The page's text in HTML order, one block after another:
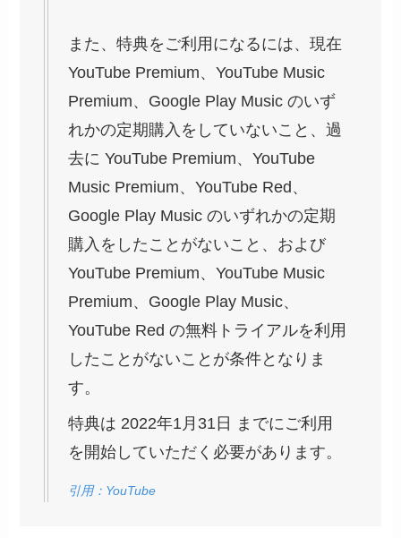
また、特典をご利用になるには、現在
YouTube Premium、YouTube Music
Premium、Google Play Music のいず
れかの定期購入をしていないこと、過
去に YouTube Premium、YouTube
Music Premium、YouTube Red、
Google Play Music のいずれかの定期
購入をしたことがないこと、および
YouTube Premium、YouTube Music
Premium、Google Play Music、
YouTube Red の無料トライアルを利用
したことがないことが条件となりま
す。
特典は 2022年1月31日 までにご利用
を開始していただく必要があります。
引用：YouTube